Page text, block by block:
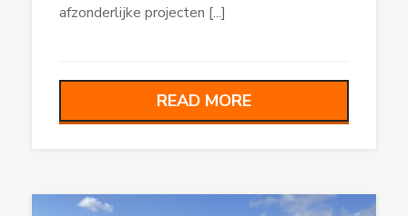
afzonderlijke projecten [...]
READ MORE